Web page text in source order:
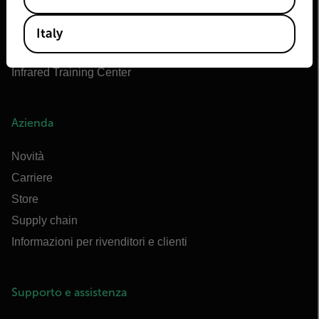
Marittimo di Flir
Extech
Raymarine
Infrared Training Center
Azienda
Novità
Carriere
Store
Supply chain
Informazioni per rivenditori e clienti
Supporto e assistenza
Italy